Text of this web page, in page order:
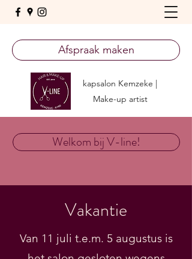
Afspraak maken
kapsalon Kemzeke |
Make-up artist
Welkom bij V-line!
Vakantie
Van 11 juli t.e.m. 5 augustus is